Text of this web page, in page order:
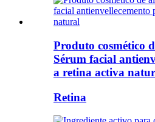
Produto cosmético
Sérum facial
a retina activa
Retina